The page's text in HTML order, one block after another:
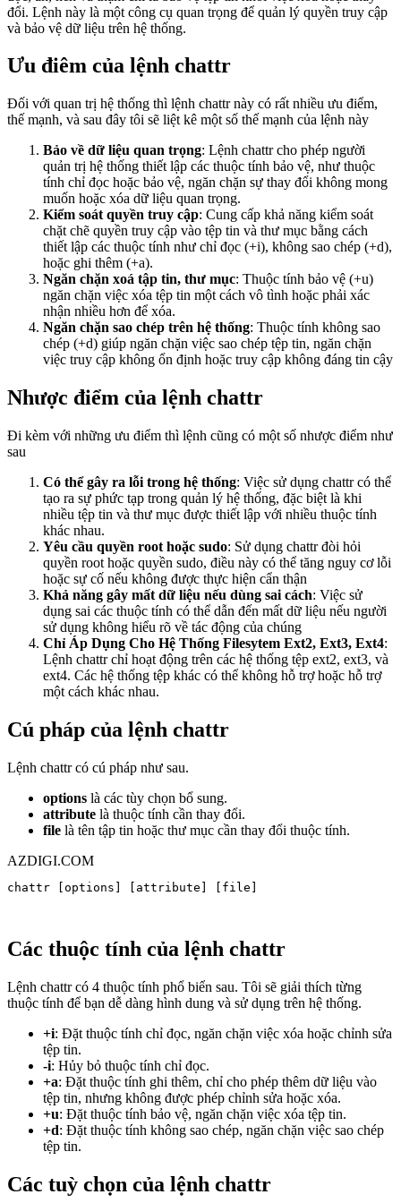
1. VPS Linux là gì và đăng nhập SSH lần đầu
2. Cấu trúc thư mục Linux – Mọi thứ nằm ở đâu trên
VPS
VPS
5. Quyền file và thư mục trên Linux – chmod, chown và
rwx
6. Hướng dẫn sử dụng lệnh chattr trong Linux
7. User, Group và Sudo trên Linux – Quản lý tài khoản
VPS
8. Hướng dẫn tạo và sử dụng SSH Key
9. Quản lý package trên Linux – apt và dnf cho VPS
10. Quản lý process trên Linux – ps, kill, htop cho VPS
11. Hướng dẫn phân tích, giải thích lệnh TOP trong
Linux
12. Systemd và quản lý service trên Linux VPS
13. Networking cơ bản trên Linux VPS – IP, DNS, curl
và wget
14. 20 lệnh Netstat để quản lý mạng Linux
15. 12 lệnh ss trên Linux hữu ích
16. Hướng dẫn sử dụng Ping và Tracert
17. Hướng dẫn cấu hình Static IP trên Ubuntu và
18. Firewall trên Linux VPS – UFW và firewalld từ cơ
bản đến thực tế
Nâng cao
19. Đọc log hệ thống trên Linux VPS – journalctl và
/var/log
20. Grep, Pipe và Redirect trên Linux – Xử lý text như
pro
21. Quản lý disk trên Linux VPS – kiểm tra dung lượng,
mount, lsblk, fdisk và mở rộng ổ đĩa
22. Backup VPS Linux – rsync, tar và chiến lược sao lưu
toàn diện
23. Hướng dẫn rsync dữ liệu giữa hai máy chủ không
cần mật khẩu
24. Lệnh backup/import database MySQL/PostgreSQL
trên máy chủ Linux
25. Shell Scripting cơ bản trên Linux – Tự động hóa tác
vụ VPS
27. Tạo script Monitor tài nguyên VPS và thông báo qua
Telegram
chủ Linux
phổ biến
Bảo mật
29. Checklist bảo mật VPS Linux – 15 bước thiết yếu
31. Tổng quan bảo mật VPS Linux – Hiểu rõ mối nguy
Privilege
34. Firewall nâng cao trên Linux VPS – UFW và
firewalld cho production
35. CrowdSec trên Linux VPS – IDS thế hệ mới thay thế
36. Cập nhật hệ thống tự động trên Linux VPS –
unattended-upgrades và dnf-automatic
37. Logging, Monitoring và IDS trên Linux VPS –
auditd, AIDE và Wazuh
38. Lynis – Tự kiểm tra bảo mật Linux VPS
39. Backup và phục hồi sự cố cho VPS Linux – Kế
hoạch toàn diện
đổi. Lệnh này là một công cụ quan trọng để quản lý quyền truy cập
và bảo vệ dữ liệu trên hệ thống.
Ưu điêm của lệnh chattr
Đối với quan trị hệ thống thì lệnh chattr này có rất nhiều ưu điểm,
thế mạnh, và sau đây tôi sẽ liệt kê một số thế mạnh của lệnh này
Bảo về dữ liệu quan trọng: Lệnh chattr cho phép người
quản trị hệ thống thiết lập các thuộc tính bảo vệ, như thuộc
tính chỉ đọc hoặc bảo vệ, ngăn chặn sự thay đổi không mong
muốn hoặc xóa dữ liệu quan trọng.
Kiểm soát quyền truy cập: Cung cấp khả năng kiểm soát
chặt chẽ quyền truy cập vào tệp tin và thư mục bằng cách
thiết lập các thuộc tính như chỉ đọc (+i), không sao chép (+d),
hoặc ghi thêm (+a).
Ngăn chặn xoá tập tin, thư mục: Thuộc tính bảo vệ (+u)
ngăn chặn việc xóa tệp tin một cách vô tình hoặc phải xác
nhận nhiều hơn để xóa.
Ngăn chặn sao chép trên hệ thống: Thuộc tính không sao
chép (+d) giúp ngăn chặn việc sao chép tệp tin, ngăn chặn
việc truy cập không ổn định hoặc truy cập không đáng tin cậy
Nhược điểm của lệnh chattr
Đi kèm với những ưu điểm thì lệnh cũng có một số nhược điểm như
sau
Có thể gây ra lỗi trong hệ thống: Việc sử dụng chattr có thể
tạo ra sự phức tạp trong quản lý hệ thống, đặc biệt là khi
nhiều tệp tin và thư mục được thiết lập với nhiều thuộc tính
khác nhau.
Yêu cầu quyền root hoặc sudo: Sử dụng chattr đòi hỏi
quyền root hoặc quyền sudo, điều này có thể tăng nguy cơ lỗi
hoặc sự cố nếu không được thực hiện cẩn thận
Khả năng gây mất dữ liệu nếu dùng sai cách: Việc sử
dụng sai các thuộc tính có thể dẫn đến mất dữ liệu nếu người
sử dụng không hiểu rõ về tác động của chúng
Chỉ Áp Dụng Cho Hệ Thống Filesytem Ext2, Ext3, Ext4:
Lệnh chattr chỉ hoạt động trên các hệ thống tệp ext2, ext3, và
ext4. Các hệ thống tệp khác có thể không hỗ trợ hoặc hỗ trợ
một cách khác nhau.
Cú pháp của lệnh chattr
Lệnh chattr có cú pháp như sau.
options là các tùy chọn bổ sung.
attribute là thuộc tính cần thay đổi.
file là tên tập tin hoặc thư mục cần thay đổi thuộc tính.
AZDIGI.COM
chattr [options] [attribute] [file]
Các thuộc tính của lệnh chattr
Lệnh chattr có 4 thuộc tính phổ biển sau. Tôi sẽ giải thích từng
thuộc tính để bạn dễ dàng hình dung và sử dụng trên hệ thống.
+i: Đặt thuộc tính chỉ đọc, ngăn chặn việc xóa hoặc chỉnh sửa
tệp tin.
-i: Hủy bỏ thuộc tính chỉ đọc.
+a: Đặt thuộc tính ghi thêm, chỉ cho phép thêm dữ liệu vào
tệp tin, nhưng không được phép chỉnh sửa hoặc xóa.
+u: Đặt thuộc tính bảo vệ, ngăn chặn việc xóa tệp tin.
+d: Đặt thuộc tính không sao chép, ngăn chặn việc sao chép
tệp tin.
Các tuỳ chọn của lệnh chattr